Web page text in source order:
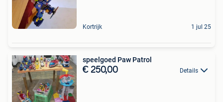
Kortrijk 1 jul 25
speelgoed Paw Patrol
€ 250,00 Details